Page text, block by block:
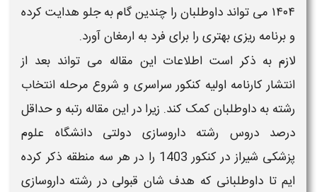
۱۴۰۴​ می تواند داوطلبان را چندین گام به جلو هدایت کرده
و برنامه ریزی بهتری را برای فرد به ارمغان آورد.
لازم به ذکر است اطلاعات این مقاله می تواند بعد از
انتشار کارنامه اولیه کنکور سراسری​ و شروع مرحله انتخاب
رشته به داوطلبان کمک کند. زیرا در این مقاله رتبه و حداقل
درصد دروس رشتهداروسازی دولتی دانشگاه علوم
پزشکی شیراز در کنکور 1403
را در هر سه منطقه ذکر کرده
ایم تا داوطلبانی که هدف شان قبولیدر رشته داروسازی